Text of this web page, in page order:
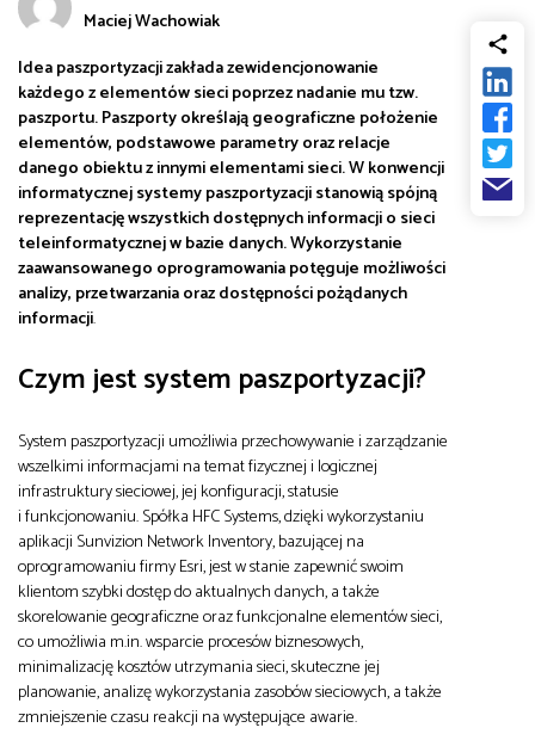
od
do
Infrastruktura i telekomunikacja
Turystyka i rekreacja
Architektura, inżynieria i budownictwo
Maciej Wachowiak
Idea paszportyzacji zakłada zewidencjonowanie
każdego z elementów sieci poprzez nadanie mu tzw.
paszportu. Paszporty określają geograficzne położenie
elementów, podstawowe parametry oraz relacje
danego obiektu z innymi elementami sieci. W konwencji
informatycznej systemy paszportyzacji stanowią spójną
reprezentację wszystkich dostępnych informacji o sieci
teleinformatycznej w bazie danych. Wykorzystanie
zaawansowanego oprogramowania potęguje możliwości
analizy, przetwarzania oraz dostępności pożądanych
informacji.
Czym jest system paszportyzacji?
System paszportyzacji umożliwia przechowywanie i zarządzanie
wszelkimi informacjami na temat fizycznej i logicznej
infrastruktury sieciowej, jej konfiguracji, statusie
i funkcjonowaniu. Spółka HFC Systems, dzięki wykorzystaniu
aplikacji Sunvizion Network Inventory, bazującej na
oprogramowaniu firmy Esri, jest w stanie zapewnić swoim
klientom szybki dostęp do aktualnych danych, a także
skorelowanie geograficzne oraz funkcjonalne elementów sieci,
co umożliwia m.in. wsparcie procesów biznesowych,
minimalizację kosztów utrzymania sieci, skuteczne jej
planowanie, analizę wykorzystania zasobów sieciowych, a także
zmniejszenie czasu reakcji na występujące awarie.